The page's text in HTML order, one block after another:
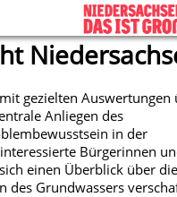
gezielten Auswertungen
Anliegen des
in der
Bürgerinnen
einen Überblick über
des Grundwassers